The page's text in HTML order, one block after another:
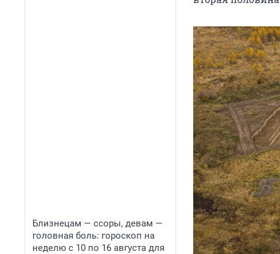
Близнецам — ссоры, девам —
головная боль: гороскоп на
неделю с 10 по 16 августа для